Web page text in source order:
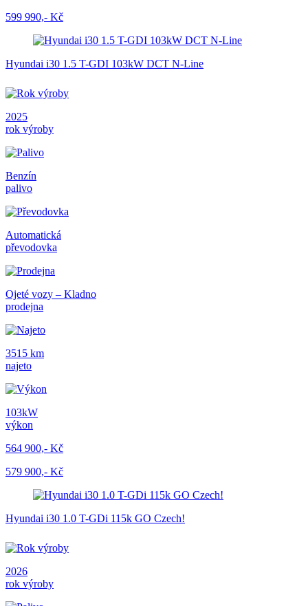
599 990,- Kč
Hyundai i30 1.5 T-GDI 103kW DCT N-Line
2025
rok výroby
Benzín
palivo
Automatická
převodovka
Ojeté vozy – Kladno
prodejna
3515 km
najeto
103kW
výkon
564 900,- Kč
579 900,- Kč
Hyundai i30 1.0 T-GDi 115k GO Czech!
2026
rok výroby